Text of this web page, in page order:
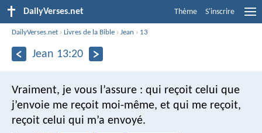
DailyVerses.net Thème S'inscrire
DailyVerses.net ›Livres de la Bible ›Jean › 13
Jean 13:20
Vraiment, je vous l’assure : qui reçoit celui que
j’envoie me reçoit moi-même, et qui me reçoit,
reçoit celui qui m’a envoyé.